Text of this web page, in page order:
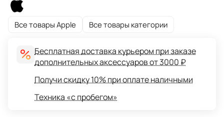
Все товары Apple Все товары категории
Бесплатная доставка курьером при заказе
дополнительных аксессуаров от 3000 ₽
Получи скидку 10% при оплате наличными
Техника «с пробегом»